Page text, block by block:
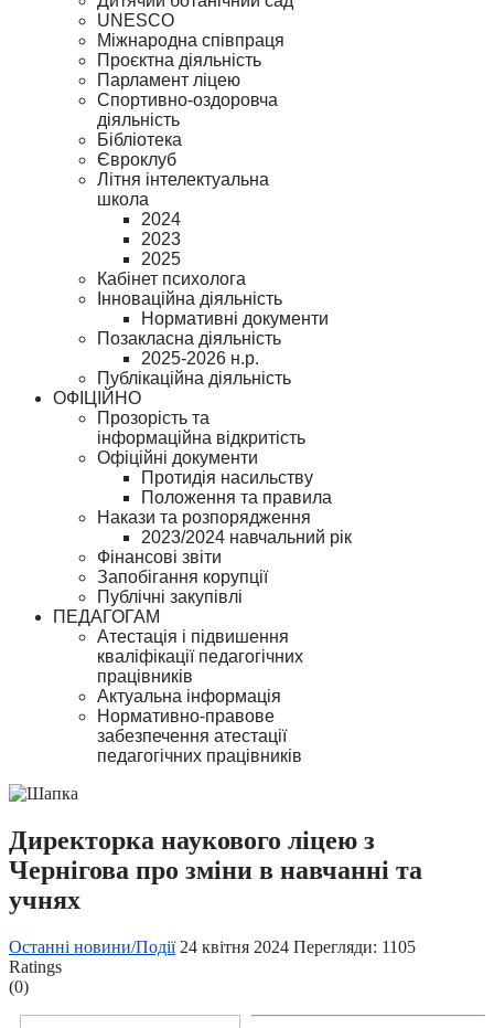
UNESCO
Міжнародна співпраця
Проєктна діяльність
Парламент ліцею
Спортивно-оздоровча
діяльність
Бібліотека
Євроклуб
Літня інтелектуальна
школа
2024
2023
2025
Кабінет психолога
Інноваційна діяльність
Нормативні документи
Позакласна діяльність
2025-2026 н.р.
Публікаційна діяльність
ОФІЦІЙНО
Прозорість та
інформаційна відкритість
Офіційні документи
Протидія насильству
Положення та правила
Накази та розпорядження
2023/2024 навчальний рік
Фінансові звіти
Запобігання корупції
Публічні закупівлі
ПЕДАГОГАМ
Атестація і підвишення
кваліфікації педагогічних
працівників
Актуальна інформація
Нормативно-правове
забезпечення атестації
педагогічних працівників
Директорка наукового ліцею з
Чернігова про зміни в навчанні та
учнях
Останні новини/Події 24 квітня 2024 Перегляди: 1105
Ratings
(0)